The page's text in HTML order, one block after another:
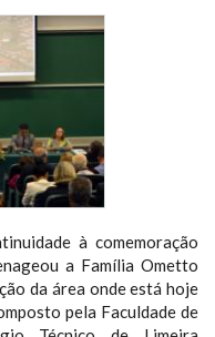
à comemoração
a Família Ometto
da área onde está hoje
pela Faculdade de